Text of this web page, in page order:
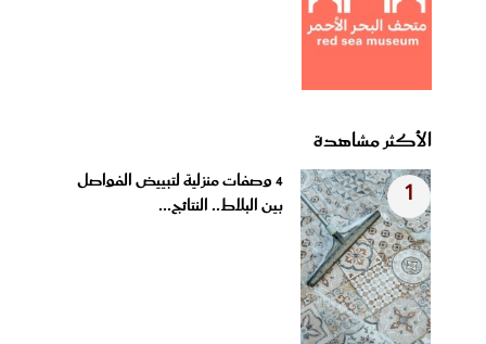
الأكثر مشاهدة
1
4 وصفات منزلية لتبييض الفواصل
بين البلاط.. النتائج...